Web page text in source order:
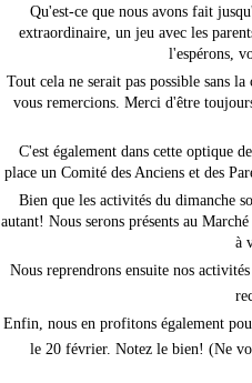
Qu'est-ce que nous avons fait
extraordinaire, un jeu avec les
l'espérons,
Tout cela ne serait pas possible sans
vous remercions. Merci d'être
C'est également dans cette optique
place un Comité des Anciens et des
Bien que les activités du dimanche
autant! Nous serons présents au
à
Nous reprendrons ensuite nos
Enfin, nous en profitons également
le 20 février. Notez le bien! (Ne